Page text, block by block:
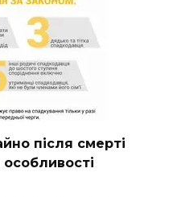
після смерті
особливості